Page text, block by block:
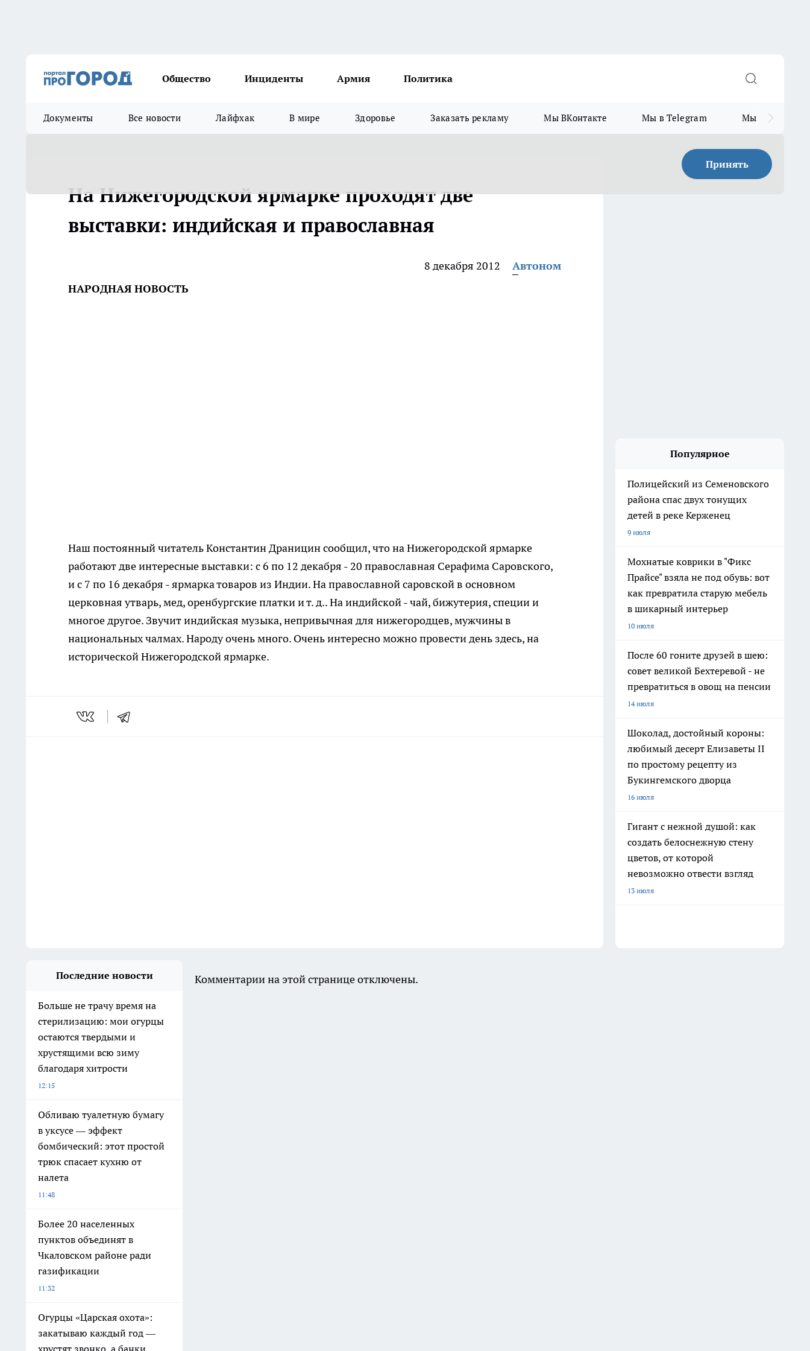
Общество Инциденты Армия Политика
Документы Все новости Лайфхак В мире Здоровье Заказать рекламу Мы ВКонтакте Мы в Telegram Мы в MAX
Принять
На Нижегородской ярмарке проходят две
выставки: индийская и православная
8 декабря 2012
Автоном
НАРОДНАЯ НОВОСТЬ
Наш постоянный читатель Константин Драницин сообщил, что на Нижегородской ярмарке
работают две интересные выставки: с 6 по 12 декабря - 20 православная Серафима Саровского,
и с 7 по 16 декабря - ярмарка товаров из Индии. На православной саровской в основном
церковная утварь, мед, оренбургские платки и т. д.. На индийской - чай, бижутерия, специи и
многое другое. Звучит индийская музыка, непривычная для нижегородцев, мужчины в
национальных чалмах. Народу очень много. Очень интересно можно провести день здесь, на
исторической Нижегородской ярмарке.
Популярное
Полицейский из Семеновского
района спас двух тонущих
детей в реке Керженец
9 июля
Мохнатые коврики в "Фикс
Прайсе" взяла не под обувь: вот
как превратила старую мебель
в шикарный интерьер
10 июля
После 60 гоните друзей в шею:
совет великой Бехтеревой - не
превратиться в овощ на пенсии
14 июля
Шоколад, достойный короны:
любимый десерт Елизаветы II
по простому рецепту из
Букингемского дворца
16 июля
Гигант с нежной душой: как
создать белоснежную стену
цветов, от которой
невозможно отвести взгляд
13 июля
Последние новости
Больше не трачу время на
стерилизацию: мои огурцы
остаются твердыми и
хрустящими всю зиму
благодаря хитрости
12:15
Обливаю туалетную бумагу
в уксусе — эффект
бомбический: этот простой
трюк спасает кухню от
налета
11:48
Более 20 населенных
пунктов объединят в
Чкаловском районе ради
газификации
11:32
Огурцы «Царская охота»:
закатываю каждый год —
хрустят звонко, а банки
Комментарии на этой странице отключены.